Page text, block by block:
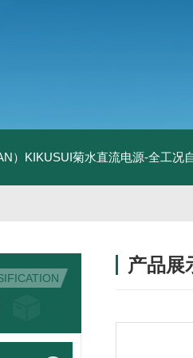
）KIKUSUI菊水直流电源-全工况
产品展